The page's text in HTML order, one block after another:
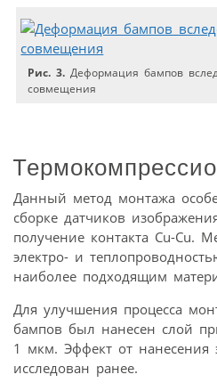
Рис. 3. Деформация бампов
совмещения
Данный метод монтажа
сборке датчиков
получение контакта Cu-Cu.
электро- и
наиболее подходящим
Для улучшения процесса
бампов был нанесен слой
1 мкм. Эффект от нанесения
исследован ранее.